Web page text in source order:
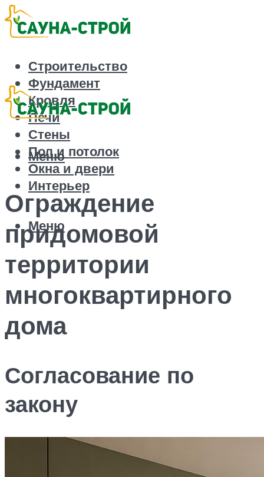
Строительство
Фундамент
Кровля
Печи
Стены
Пол и потолок
Окна и двери
Интерьер
Меню
Меню
Ограждение
придомовой
территории
многоквартирного
дома
Согласование по
закону